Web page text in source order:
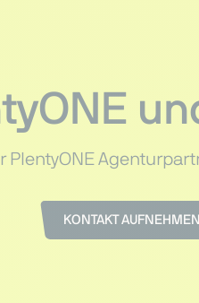
PlentyONE
KONTAKT AUFNEHMEN